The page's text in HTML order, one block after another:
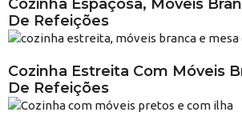
Cozinha Espaçosa, Móveis
De Refeições
Cozinha Estreita Com Móveis
De Refeições